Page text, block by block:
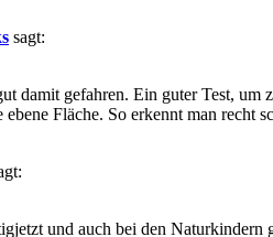
sagt:
gefahren. Ein guter Test,
Fläche. So erkennt man
und auch bei den